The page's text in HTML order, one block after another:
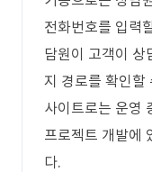
전화번호를 입력
담원이 고객이 상
지 경로를 확인할
사이트로는 운영
프로젝트 개발에
다.